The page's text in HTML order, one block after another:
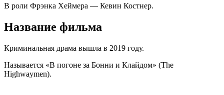
В роли Фрэнка Хеймера — Кевин Костнер.
Название фильма
Криминальная драма вышла в 2019 году.
Называется «В погоне за Бонни и Клайдом» (The
Highwaymen).